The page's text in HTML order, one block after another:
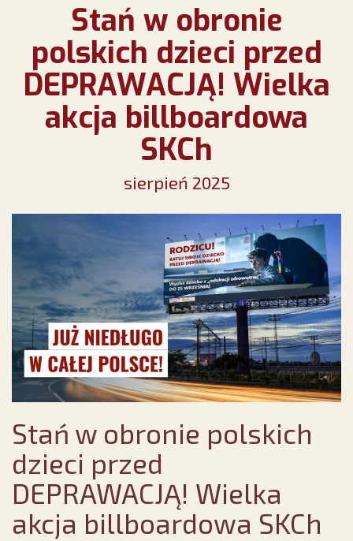
Stań w obronie
polskich dzieci przed
DEPRAWACJĄ! Wielka
akcja billboardowa
SKCh
sierpień 2025
Stań w obronie polskich
dzieci przed
DEPRAWACJĄ! Wielka
akcja billboardowa SKCh